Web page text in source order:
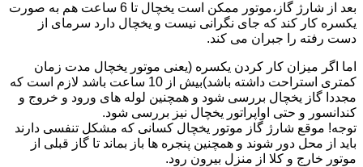
بعد از شارژ گاز،موتور ممکن است یخچال تا 6 ساعت هم به صورت
یکسره کار کند که جای نگرانی نیست و یخچال دارد سرمای از
دست رفته را جبران می کند.
اما اگر میزان کار کردن یکسره (یعنی موتور یخچال مدت زمان
کمتری استراحت داشته باشد)بیش از 10 ساعت باشد لازم است که
مجددا گاز یخچال بررسی شود و همچنین لوله های ورود و خروج و
کندانسور و حتی اواپراتور یخچال نیز بررسی شود.
توجه! موقع شارژ گاز موتور یخچال کسانی که مشکل تنفسی دارند
باید از محل دور شوند و همچنین پنجره ها باز بماند تا گاز قبلی از
موتور خارج و کلا از منزل بیرون رود.